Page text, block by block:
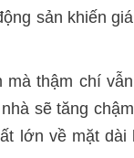
sản khiến
mà thậm chí
sẽ tăng
lớn về mặt dài